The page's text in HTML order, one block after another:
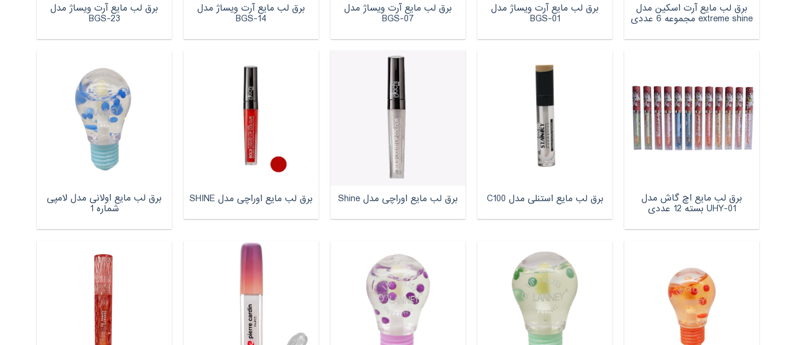
برق لب مایع آرت اسکین مدل
extreme shine مجموعه 6 عددی
برق لب مایع آرت ویساژ مدل
BGS-01
برق لب مایع آرت ویساژ مدل
BGS-07
برق لب مایع آرت ویساژ مدل
BGS-14
برق لب مایع آرت ویساژ مدل
BGS-23
برق لب مایع اچ گاش مدل
UHY-01 بسته 12 عددی
برق لب مایع استنلی مدل C100 برق لب مایع اوراچی مدل Shine برق لب مایع اوراچی مدل SHINE برق لب مایع اولانی مدل لامپی
شماره 1